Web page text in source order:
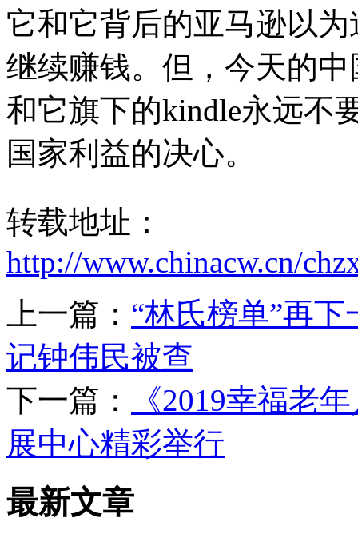
它和它背后的亚马逊以
继续赚钱。但，今天的
和它旗下的kindle永远不
国家利益的决心。
转载地址：
http://www.chinacw.cn/
上一篇： “林氏榜单”再
记钟伟民被查
下一篇：
《2019幸福老
展中心精彩举行
最新文章